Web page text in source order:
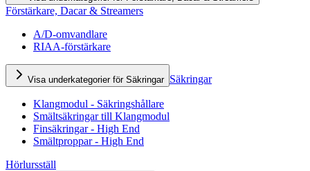
Förstärkare, Dacar & Streamers
A/D-omvandlare
RIAA-förstärkare
Visa underkategorier för Säkringar Säkringar
Klangmodul - Säkringshållare
Smältsäkringar till Klangmodul
Finsäkringar - High End
Smältproppar - High End
Hörlursställ